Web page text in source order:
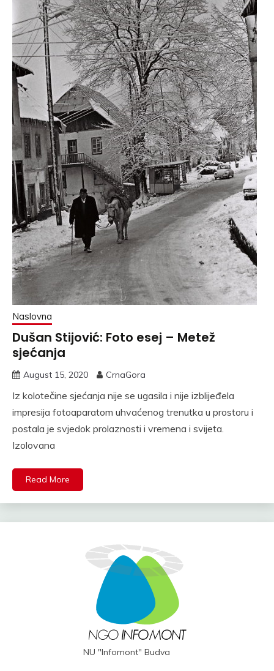
Naslovna
Dušan Stijović: Foto esej – Metež
sjećanja
August 15, 2020 CrnaGora
Iz kolotečine sjećanja nije se ugasila i nije izblijeđela
impresija fotoaparatom uhvaćenog trenutka u prostoru i
postala je svjedok prolaznosti i vremena i svijeta.
Izolovana
Read More
NU "Infomont" Budva